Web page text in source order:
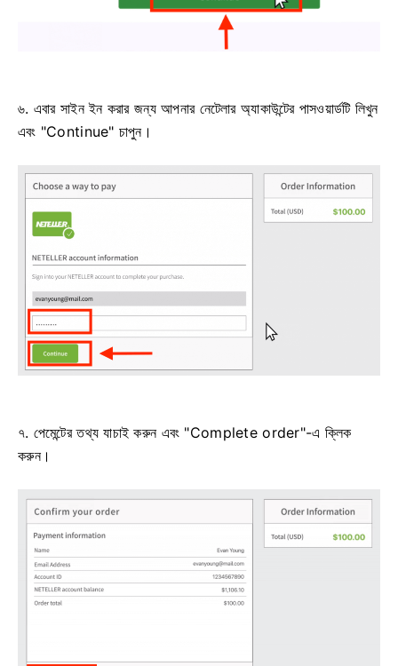
৬. এবার সাইন ইন করার জন্য আপনার নেটেলার অ্যাকাউন্টের পাসওয়ার্ডটি লিখুন
এবং "Continue" চাপুন।
৭. পেমেন্টের তথ্য যাচাই করুন এবং "Complete order"-এ ক্লিক
করুন।